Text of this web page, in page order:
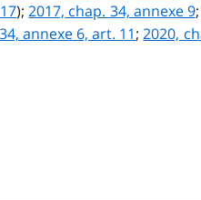
);2017, chap. 34, annexe 9;
annexe 6, art. 11;2020,